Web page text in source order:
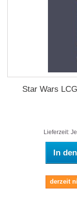
Star Wars
Lieferzeit:
In
derzeit